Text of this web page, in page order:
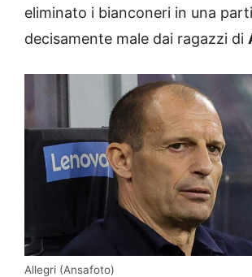
eliminato i bianconeri in una
decisamente male dai ragazzi di
Allegri (Ansafoto)